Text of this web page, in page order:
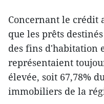
Concernant le crédit
que les prêts
des fins d'habitation
représentaient
élevée, soit 67,78%
immobiliers de la